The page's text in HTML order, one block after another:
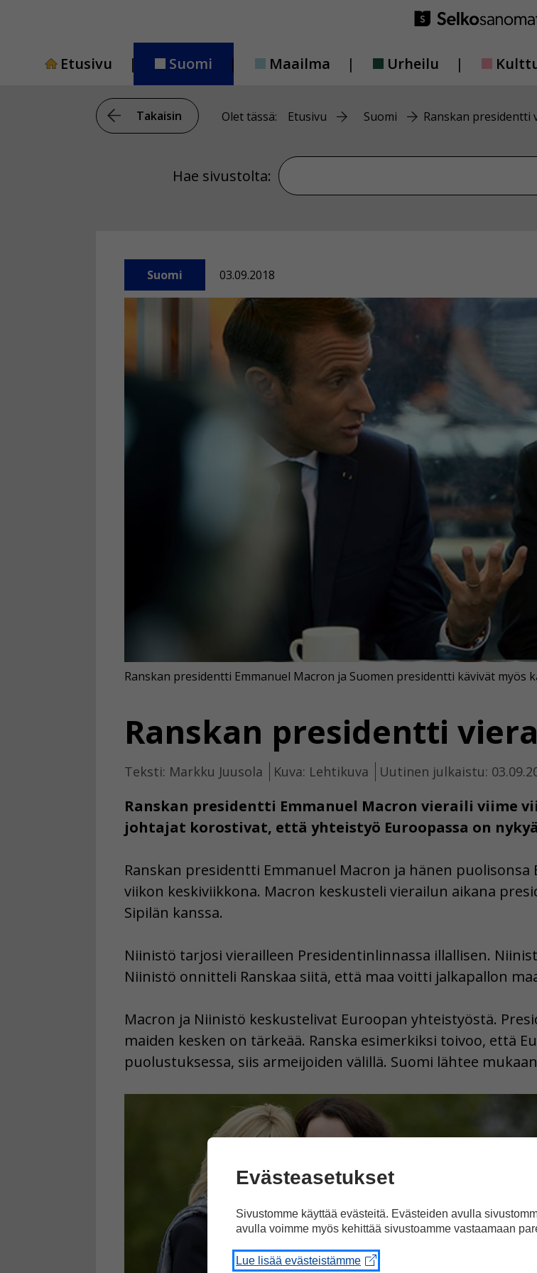
Etusivu
Suomi Maailma Urheilu
Takaisin Olet tässä: Etusivu Suomi Ranskan presidentti
Hae sivustolta: Hae sivustolta
Suomi 03.09.2018
Ranskan presidentti
Teksti: Markku Juusola Kuva: Lehtikuva Uutinen julkaistu:
Ranskan presidentti Emmanuel Macron vieraili viime
johtajat korostivat, että yhteistyö Euroopassa on
Ranskan presidentti Emmanuel Macron ja Suomen presidentti kävivät myös
Ranskan presidentti Emmanuel Macron ja hänen
viikon keskiviikkona. Macron keskusteli vierailun aikana
Sipilän kanssa.
Niinistö tarjosi vierailleen Presidentinlinnassa illallisen.
Niinistö onnitteli Ranskaa siitä, että maa voitti jalkapallon
Macron ja Niinistö keskustelivat Euroopan yhteistyöstä.
maiden kesken on tärkeää. Ranska esimerkiksi toivoo, että
puolustuksessa, siis armeijoiden välillä. Suomi lähtee
Evästeasetukset
Sivustomme käyttää evästeitä. Evästeiden avulla
avulla voimme myös kehittää sivustoamme vastaamaan
Lue lisää evästeistämme